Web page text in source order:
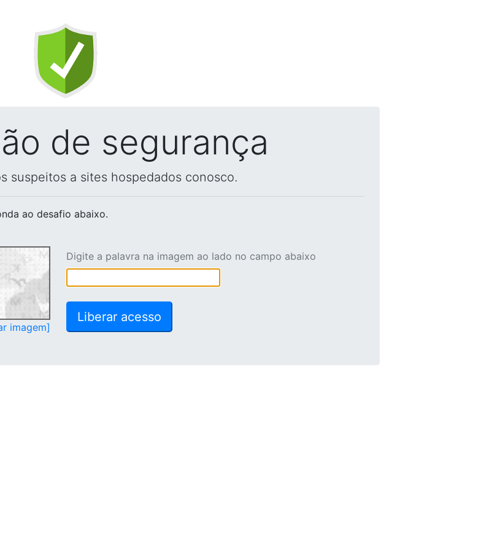
de segurança
suspeitos a sites hospedados conosco.
ao desafio abaixo.
imagem]
Digite a palavra na imagem ao lado no campo abaixo